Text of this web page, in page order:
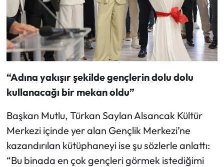
“Adına yakışır şekilde gençlerin dolu dolu
kullanacağı bir mekan oldu”
Başkan Mutlu, Türkan Saylan Alsancak Kültür
Merkezi içinde yer alan Gençlik Merkezi’ne
kazandırılan kütüphaneyi ise şu sözlerle anlattı:
“Bu binada en çok gençleri görmek istediğimi